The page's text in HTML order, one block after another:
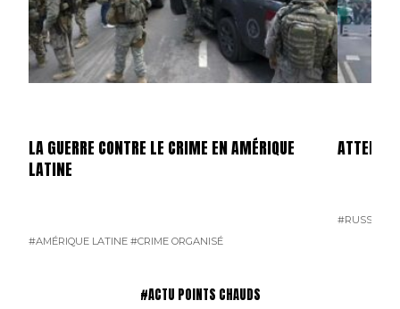
LA GUERRE CONTRE LE CRIME EN AMÉRIQUE
LATINE
#AMÉRIQUE LATINE #CRIME ORGANISÉ
#RUSSIE
#ACTU POINTS CHAUDS